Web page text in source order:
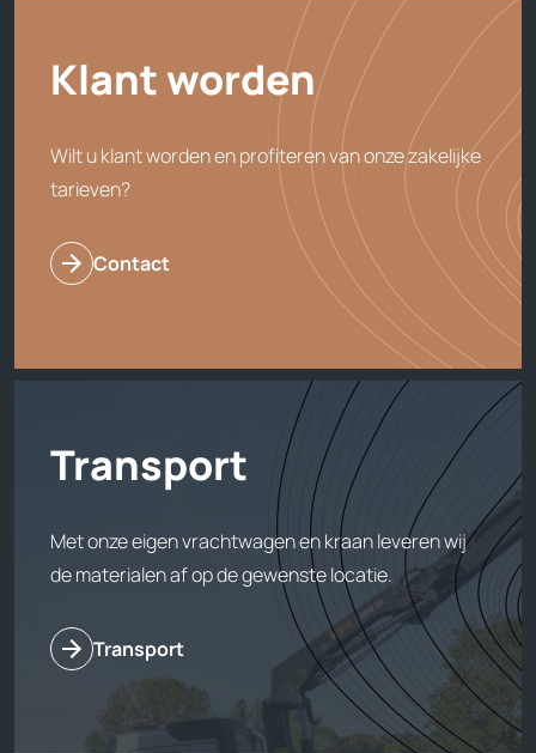
Klant worden
Wilt u klant worden en profiteren van onze zakelijke
tarieven?
Contact
Transport
Met onze eigen vrachtwagen en kraan leveren wij
de materialen af op de gewenste locatie.
Transport